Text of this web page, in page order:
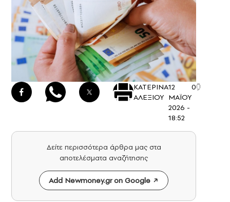
ΚΑΤΕΡΙΝΑ
ΑΛΕΞΙΟΥ
12
ΜΑΪΟΥ
2026 -
18:52
0
Δείτε περισσότερα άρθρα μας στα
αποτελέσματα αναζήτησης
Add Newmoney.gr on Google